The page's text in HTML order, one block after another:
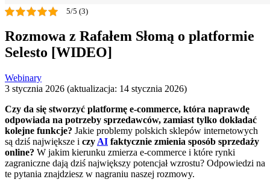
5/5 (3)
Rozmowa z Rafałem Słomą o platformie
Selesto [WIDEO]
Webinary
3 stycznia 2026 (aktualizacja: 14 stycznia 2026)
Czy da się stworzyć platformę e-commerce, która naprawdę
odpowiada na potrzeby sprzedawców, zamiast tylko dokładać
kolejne funkcje? Jakie problemy polskich sklepów internetowych
są dziś największe i czy AI faktycznie zmienia sposób sprzedaży
online? W jakim kierunku zmierza e-commerce i które rynki
zagraniczne dają dziś największy potencjał wzrostu? Odpowiedzi na
te pytania znajdziesz w nagraniu naszej rozmowy.